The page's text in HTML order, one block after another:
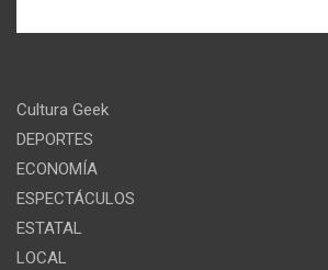
Cultura Geek
DEPORTES
ECONOMÍA
ESPECTÁCULOS
ESTATAL
LOCAL